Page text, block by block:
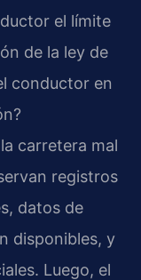
el límite
de la ley de
conductor en
carretera mal
registros
datos de
disponibles, y
Luego, el